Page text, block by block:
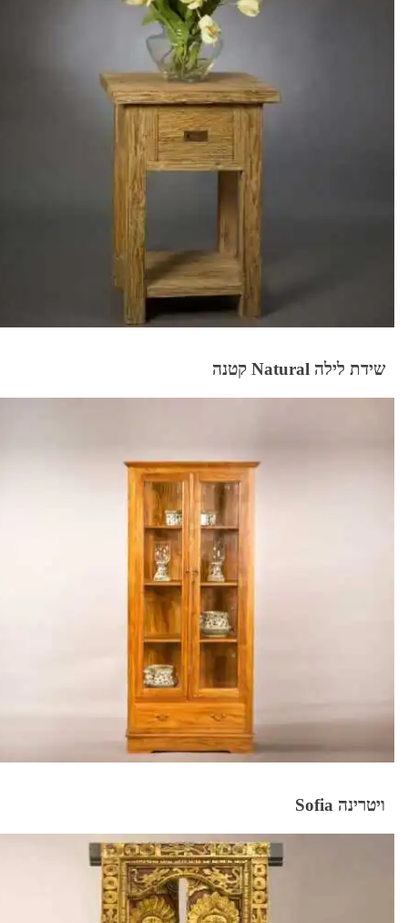
שידת לילה Natural קטנה
ויטרינה Sofia